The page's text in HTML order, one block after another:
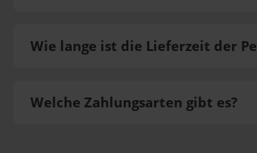
Welche Zahlungsarten gibt es?
Wie lange ist die Lieferzeit der